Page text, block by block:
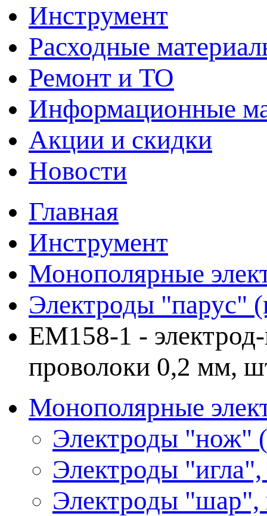
Инструмент
Расходные
Ремонт и ТО
Информационные
Акции и скидки
Новости
Главная
Инструмент
Монополярные
Электроды "парус"
ЕМ158-1 - электрод-
проволоки 0,2 мм,
Монополярные
Электроды "нож"
Электроды
Электроды